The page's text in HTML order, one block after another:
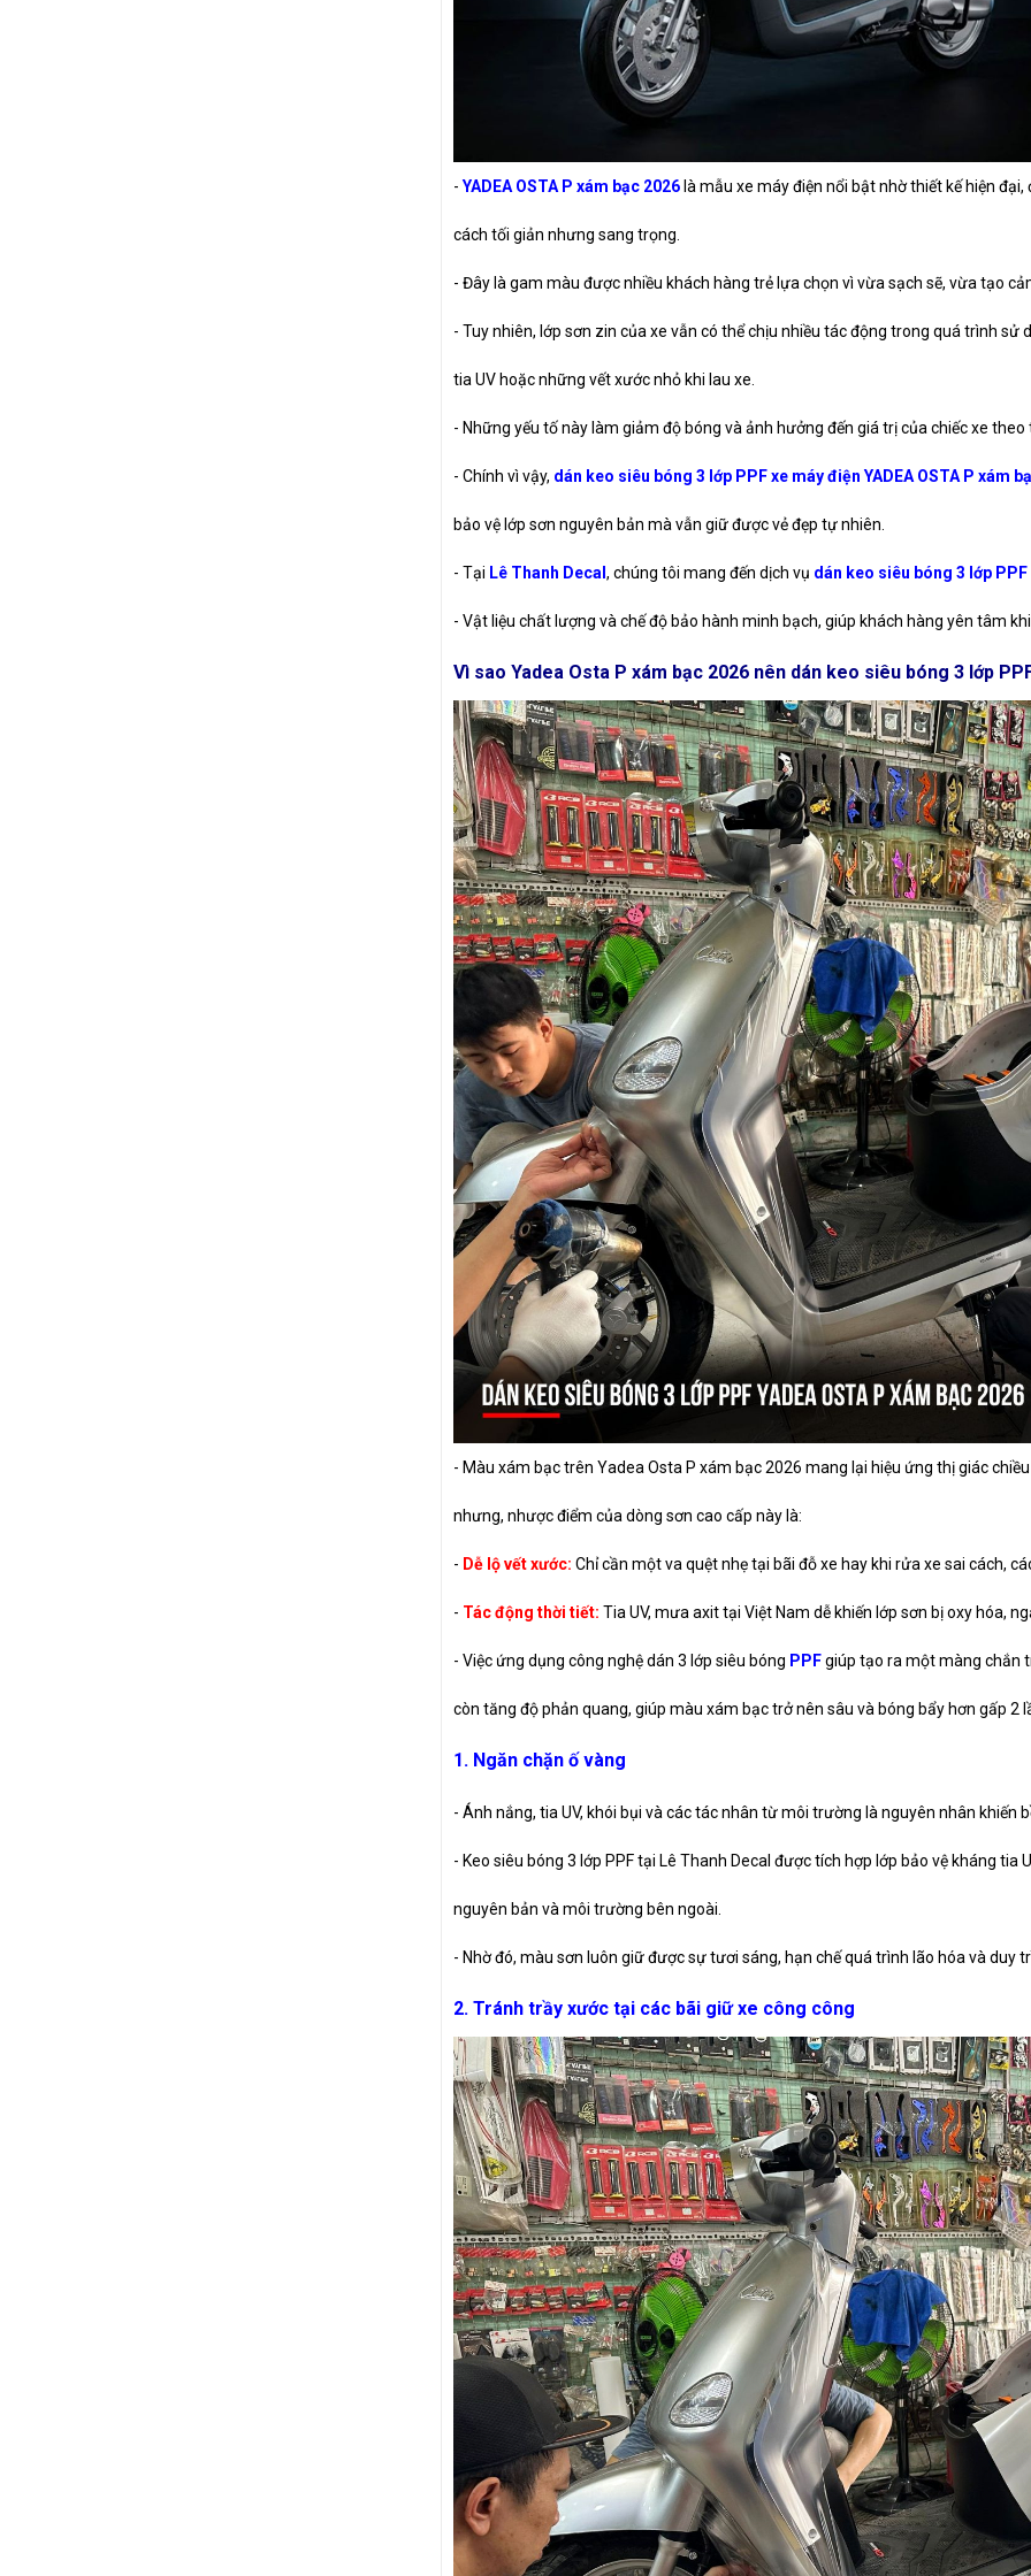
- YADEA OSTA P xám bạc 2026 là mẫu xe máy điện nổi bật nhờ thiết kế hiện
cách tối giản nhưng sang trọng.
- Đây là gam màu được nhiều khách hàng trẻ lựa chọn vì vừa sạch sẽ, vừa tạo
- Tuy nhiên, lớp sơn zin của xe vẫn có thể chịu nhiều tác động trong quá trình
tia UV hoặc những vết xước nhỏ khi lau xe.
- Những yếu tố này làm giảm độ bóng và ảnh hưởng đến giá trị của chiếc xe theo
- Chính vì vậy, dán keo siêu bóng 3 lớp PPF xe máy điện YADEA OSTA P xám
bảo vệ lớp sơn nguyên bản mà vẫn giữ được vẻ đẹp tự nhiên.
- Tại Lê Thanh Decal , chúng tôi mang đến dịch vụ dán keo siêu bóng 3 lớp PPF
- Vật liệu chất lượng và chế độ bảo hành minh bạch, giúp khách hàng yên tâm
Vì sao Yadea Osta P xám bạc 2026 nên dán keo siêu bóng 3 lớp
- Màu xám bạc trên Yadea Osta P xám bạc 2026 mang lại hiệu ứng thị giác
nhưng, nhược điểm của dòng sơn cao cấp này là:
- Dễ lộ vết xước: Chỉ cần một va quệt nhẹ tại bãi đỗ xe hay khi rửa xe sai cách,
- Tác động thời tiết: Tia UV, mưa axit tại Việt Nam dễ khiến lớp sơn bị oxy hóa,
- Việc ứng dụng công nghệ dán 3 lớp siêu bóng PPFgiúp tạo ra một màng chắn
còn tăng độ phản quang, giúp màu xám bạc trở nên sâu và bóng bẩy hơn gấp 2
1. Ngăn chặn ố vàng
- Ánh nắng, tia UV, khói bụi và các tác nhân từ môi trường là nguyên nhân khiến
- Keo siêu bóng 3 lớp PPF tại Lê Thanh Decal được tích hợp lớp bảo vệ kháng
nguyên bản và môi trường bên ngoài.
- Nhờ đó, màu sơn luôn giữ được sự tươi sáng, hạn chế quá trình lão hóa và duy
2. Tránh trầy xước tại các bãi giữ xe công công